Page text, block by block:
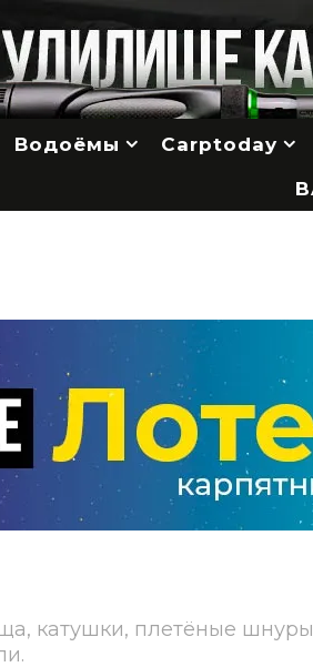
Водоёмы Carptoday
катушки, плетёные